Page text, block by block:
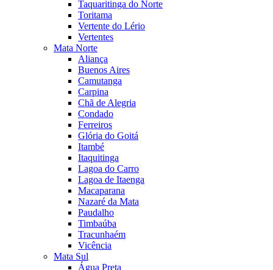
Taquaritinga do Norte
Toritama
Vertente do Lério
Vertentes
Mata Norte
Aliança
Buenos Aires
Camutanga
Carpina
Chã de Alegria
Condado
Ferreiros
Glória do Goitá
Itambé
Itaquitinga
Lagoa do Carro
Lagoa de Itaenga
Macaparana
Nazaré da Mata
Paudalho
Timbaúba
Tracunhaém
Vicência
Mata Sul
Água Preta